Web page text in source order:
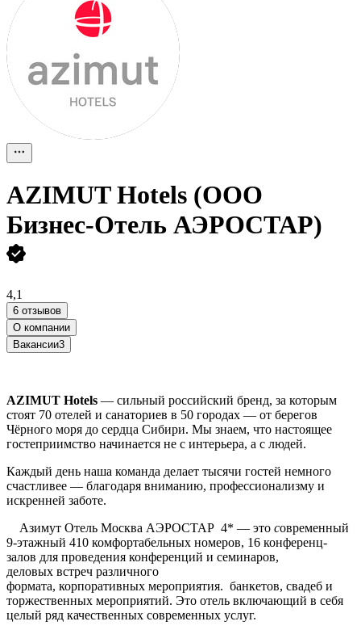
AZIMUT Hotels (ООО
Бизнес-Отель АЭРОСТАР)
4,1
6 отзывов
О компании
Вакансии3
AZIMUT Hotels — сильный российский бренд, за которым
стоят 70 отелей и санаториев в 50 городах — от берегов
Чёрного моря до сердца Сибири. Мы знаем, что настоящее
гостеприимство начинается не с интерьера, а с людей.
Каждый день наша команда делает тысячи гостей немного
счастливее — благодаря вниманию, профессионализму и
искренней заботе.
Азимут Отель Москва АЭРОСТАР 4* — это современный
9-этажный 410 комфортабельных номеров, 16 конференц-
залов для проведения конференций и семинаров,
деловых встреч различного
формата, корпоративных мероприятия. банкетов, свадеб и
торжественных мероприятий. Это отель включающий в себя
целый ряд качественных современных услуг.